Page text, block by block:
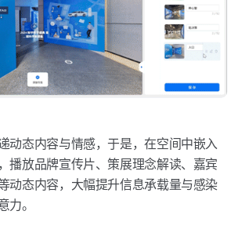
动态内容与情感，于是，在空间中嵌入
播放品牌宣传片、策展理念解读、嘉宾
动态内容，大幅提升信息承载量与感染
力。